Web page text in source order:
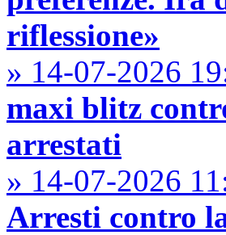
riflessione»
» 14-07-2026
maxi blitz
arrestati
» 14-07-2026
Arresti contro